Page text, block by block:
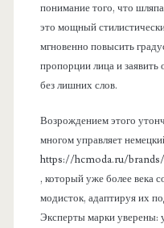
понимание того, что
это мощный
мгновенно повысить
пропорции лица и заявить
без лишних слов.
Возрождением этого
многом управляет
https://hcmoda.ru/
, который уже более века
модисток, адаптируя их
Эксперты марки уверены: